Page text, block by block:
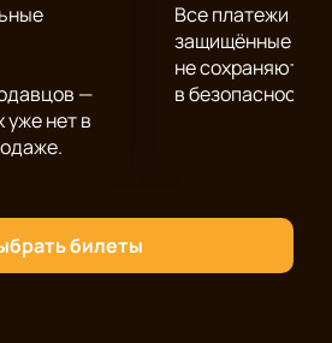
—
уже нет в
Все платежи
защищённые
не сохраняются
в безопасности.
билеты